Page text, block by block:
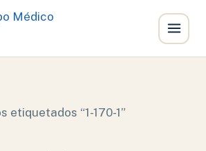
etiquetados “1-170-1”